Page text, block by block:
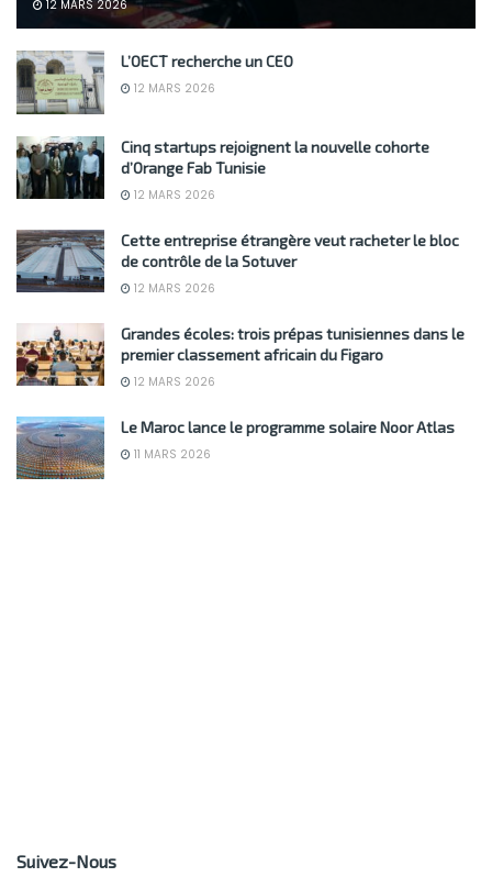
12 MARS 2026
L’OECT recherche un CEO
12 MARS 2026
Cinq startups rejoignent la nouvelle cohorte
d’Orange Fab Tunisie
12 MARS 2026
Cette entreprise étrangère veut racheter le bloc
de contrôle de la Sotuver
12 MARS 2026
Grandes écoles: trois prépas tunisiennes dans le
premier classement africain du Figaro
12 MARS 2026
Le Maroc lance le programme solaire Noor Atlas
11 MARS 2026
Suivez-Nous